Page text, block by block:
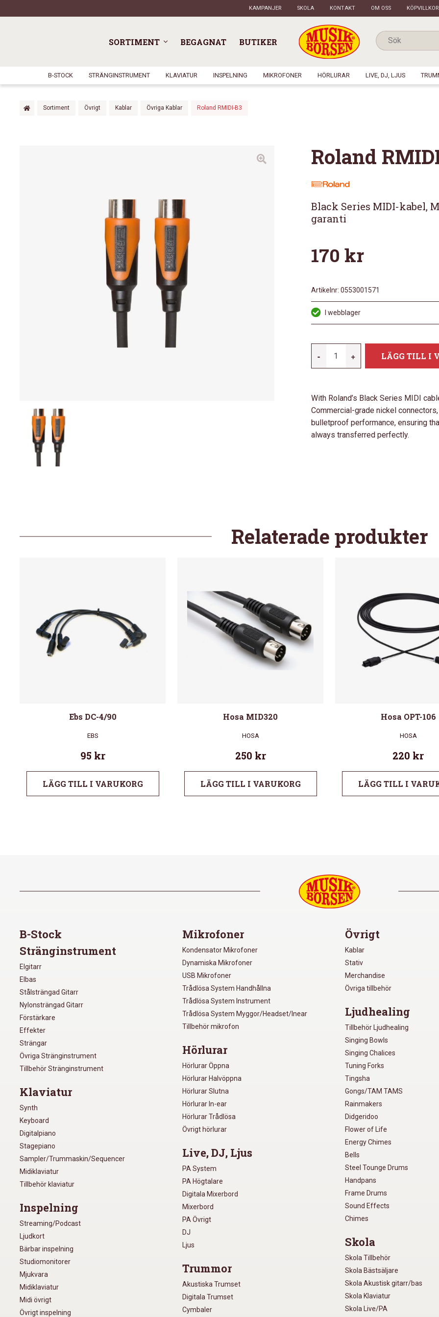
KAMPANJER SKOLA KONTAKT OM OSS
SORTIMENT BEGAGNAT BUTIKER
B-STOCK STRÄNGINSTRUMENT KLAVIATUR INSPELNING MIKROFONER HÖRLURAR LIVE, DJ, LJUS
Sortiment Övrigt Kablar Övriga Kablar Roland RMIDI-B3
Roland
Black Series MIDI-kabel,
garanti
170 kr
Artikelnr: 0553001571
I webblager
-
RMIDI-
+ LÄGG TILL I
With Roland’s Black Series MIDI
Commercial-grade nickel
bulletproof performance, ensuring
always transferred perfectly.
Relaterade produkter
Ebs DC-4/90
EBS
95 kr
LÄGG TILL I VARUKORG
Hosa MID320
HOSA
250 kr
LÄGG TILL I VARUKORG
Hosa OPT-106
HOSA
220 kr
LÄGG TILL I
B-Stock
Stränginstrument
Elgitarr
Elbas
Stålsträngad Gitarr
Nylonsträngad Gitarr
Förstärkare
Effekter
Strängar
Övriga Stränginstrument
Tillbehör Stränginstrument
Klaviatur
Synth
Keyboard
Digitalpiano
Stagepiano
Sampler/Trummaskin/Sequencer
Midiklaviatur
Tillbehör klaviatur
Inspelning
Streaming/Podcast
Ljudkort
Bärbar inspelning
Studiomonitorer
Mjukvara
Midiklaviatur
Midi övrigt
Övrigt inspelning
Mikrofoner
Kondensator Mikrofoner
Dynamiska Mikrofoner
USB Mikrofoner
Trådlösa System Handhållna
Trådlösa System Instrument
Trådlösa System Myggor/Headset/Inear
Tillbehör mikrofon
Hörlurar
Hörlurar Öppna
Hörlurar Halvöppna
Hörlurar Slutna
Hörlurar In-ear
Hörlurar Trådlösa
Övrigt hörlurar
Live, DJ, Ljus
PA System
PA Högtalare
Digitala Mixerbord
Mixerbord
PA Övrigt
DJ
Ljus
Trummor
Akustiska Trumset
Digitala Trumset
Cymbaler
Övrigt
Kablar
Stativ
Merchandise
Övriga tillbehör
Ljudhealing
Tillbehör Ljudhealing
Singing Bowls
Singing Chalices
Tuning Forks
Tingsha
Gongs/TAM TAMS
Rainmakers
Didgeridoo
Flower of Life
Energy Chimes
Bells
Steel Tounge Drums
Handpans
Frame Drums
Sound Effects
Chimes
Skola
Skola Tillbehör
Skola Bästsäljare
Skola Akustisk gitarr/bas
Skola Klaviatur
Skola Live/PA